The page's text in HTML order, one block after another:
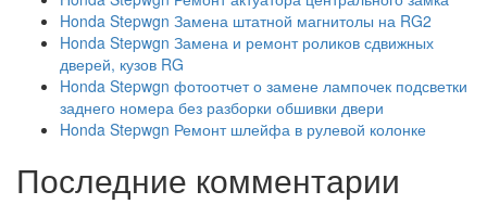
Honda Stepwgn Замена штатной магнитолы на RG2
Honda Stepwgn Замена и ремонт роликов сдвижных
дверей, кузов RG
Honda Stepwgn фотоотчет о замене лампочек подсветки
заднего номера без разборки обшивки двери
Honda Stepwgn Ремонт шлейфа в рулевой колонке
Последние комментарии